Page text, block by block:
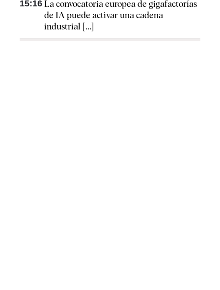
15:16 La convocatoria europea de gigafactorías
de IA puede activar una cadena
industrial [...]